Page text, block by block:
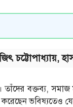
চট্টোপাধ্যায়,
বক্তব্য,
ভবিষ্যতেও